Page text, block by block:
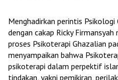
Menghadirkan perintis Psikologi
dengan cakap Ricky
proses Psikoterapi Ghazalian
menyampaikan bahwa
psikoterapi dalam perpektif
tindakan, yakni pemikiran,